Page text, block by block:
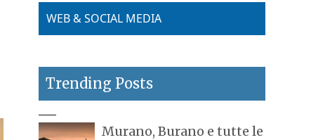
WEB & SOCIAL MEDIA
Trending Posts
Murano, Burano e tutte le